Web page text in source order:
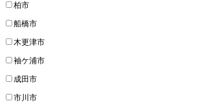
柏市
船橋市
木更津市
袖ケ浦市
成田市
市川市